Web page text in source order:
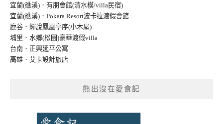
宜蘭(礁溪)．有朋會館(清水模/villa民宿)
宜蘭(礁溪)．Pokara Resort波卡拉渡假會館
鹿谷．蟬說鳳凰亭序(小木屋)
埔里．水鄉(松園)豪華渡假villa
台南．正興延平公寓
高雄．艾卡設計旅店
熊出沒在愛食記